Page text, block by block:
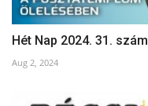
Hét Nap 2024. 31. szám
Aug 2, 2024